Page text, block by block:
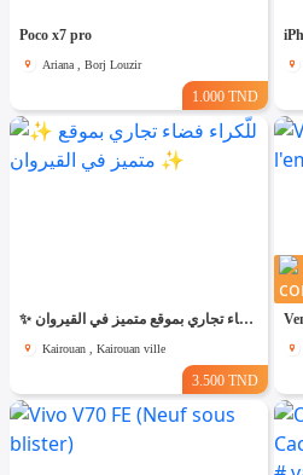
Poco x7 pro
Ariana , Borj Louzir
1.000 TND
✨ للّكراء فضاء تجاري بموقع متميز في القيروان ✨
Kairouan , Kairouan ville
3.500 TND